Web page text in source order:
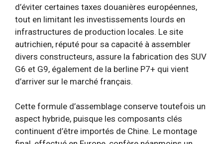
d’éviter certaines taxes douanières européennes,
tout en limitant les investissements lourds en
infrastructures de production locales. Le site
autrichien, réputé pour sa capacité à assembler
divers constructeurs, assure la fabrication des SUV
G6 et G9, également de la berline P7+ qui vient
d’arriver sur le marché français.
Cette formule d’assemblage conserve toutefois un
aspect hybride, puisque les composants clés
continuent d’être importés de Chine. Le montage